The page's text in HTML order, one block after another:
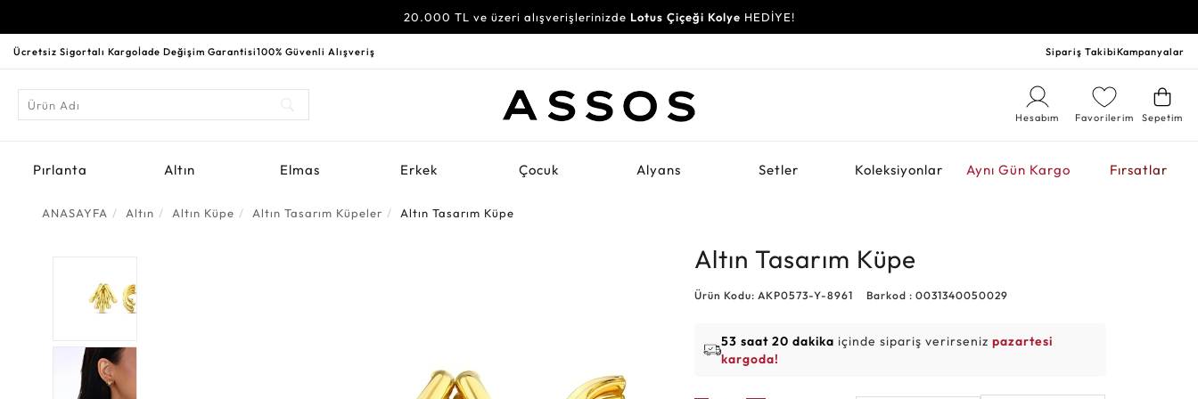
20.000 TL ve üzeri alışverişlerinizde Lotus Çiçeği Kolye HEDİYE!
Ücretsiz Sigortalı Kargoİade Değişim Garantisi100% Güvenli Alışveriş Sipariş TakibiKampanyalar
Sepetim
Favorilerim
Hesabım
Pırlanta Altın Elmas Erkek Çocuk Alyans Setler Koleksiyonlar Aynı Gün Kargo Fırsatlar
ANASAYFA Altın Altın Küpe Altın Tasarım Küpeler Altın Tasarım Küpe
Altın Tasarım Küpe
Ürün Kodu: AKP0573-Y-8961 Barkod : 0031340050029
53 saat 20 dakika içinde sipariş verirsenizpazartesi
kargoda!